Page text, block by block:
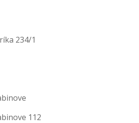
234/1
112